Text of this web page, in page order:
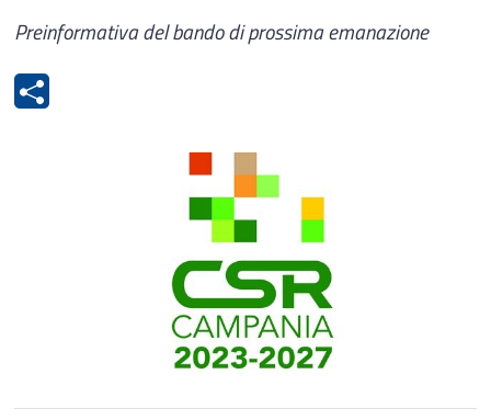
Preinformativa del bando di prossima emanazione